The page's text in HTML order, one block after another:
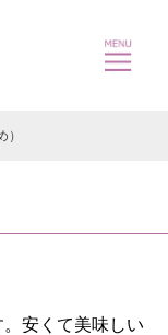
安くて美味しい